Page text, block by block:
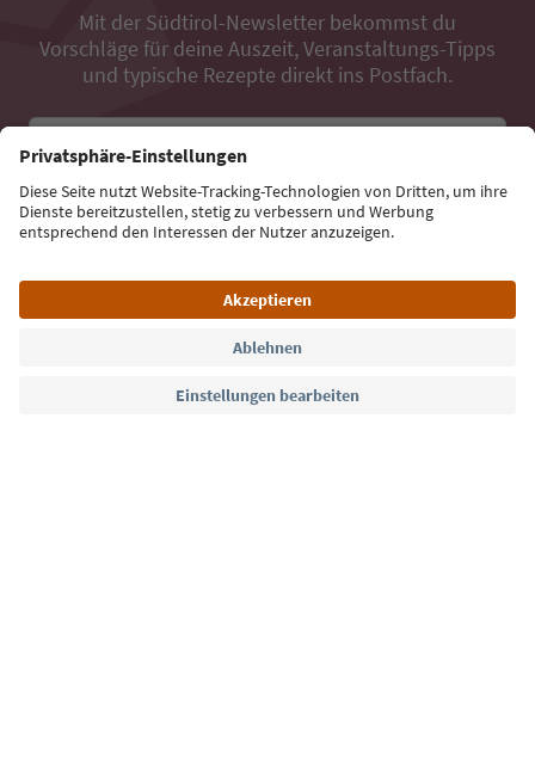
Mit der Südtirol-Newsletter bekommst du
Vorschläge für deine Auszeit, Veranstaltungs-Tipps
und typische Rezepte direkt ins Postfach.
E-Mail Adresse
Jetzt anmelden